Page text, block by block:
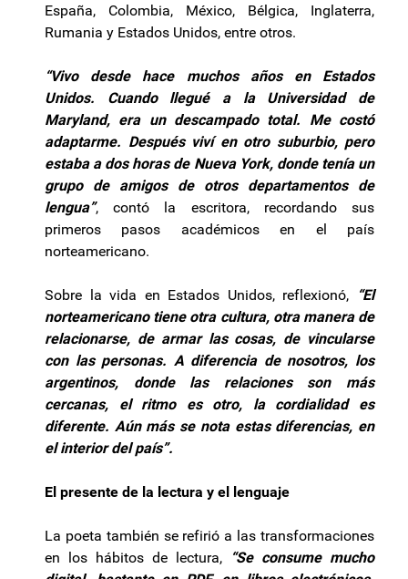
España, Colombia, México, Bélgica, Inglaterra,
Rumania y Estados Unidos, entre otros.
“Vivo desde hace muchos años en Estados
Unidos. Cuando llegué a la Universidad de
Maryland, era un descampado total. Me costó
adaptarme. Después viví en otro suburbio, pero
estaba a dos horas de Nueva York, donde tenía un
grupo de amigos de otros departamentos de
lengua”, contó la escritora, recordando sus
primeros pasos académicos en el país
norteamericano.
Sobre la vida en Estados Unidos, reflexionó,
“El
norteamericano tiene otra cultura, otra manera de
relacionarse, de armar las cosas, de vincularse
con las personas. A diferencia de nosotros, los
argentinos, donde las relaciones son más
cercanas, el ritmo es otro, la cordialidad es
diferente. Aún más se nota estas diferencias, en
el interior del país”.
El presente de la lectura y el lenguaje
La poeta también se refirió a las transformaciones
en los hábitos de lectura,
“Se consume mucho